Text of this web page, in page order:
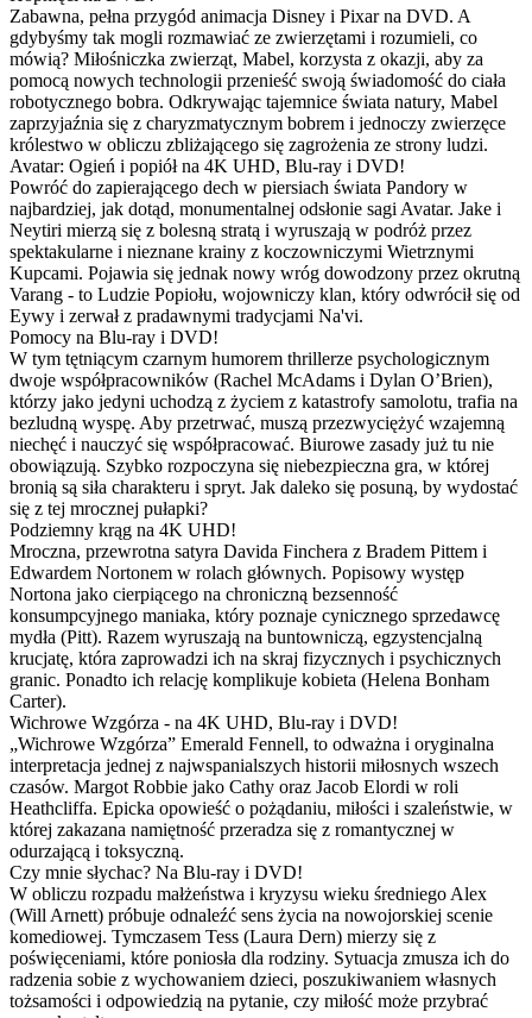
Zabawna, pełna przygód animacja Disney i Pixar na DVD. A
gdybyśmy tak mogli rozmawiać ze zwierzętami i rozumieli, co
mówią? Miłośniczka zwierząt, Mabel, korzysta z okazji, aby za
pomocą nowych technologii przenieść swoją świadomość do ciała
robotycznego bobra. Odkrywając tajemnice świata natury, Mabel
zaprzyjaźnia się z charyzmatycznym bobrem i jednoczy zwierzęce
królestwo w obliczu zbliżającego się zagrożenia ze strony ludzi.
Avatar: Ogień i popiół na 4K UHD, Blu-ray i DVD!
Powróć do zapierającego dech w piersiach świata Pandory w
najbardziej, jak dotąd, monumentalnej odsłonie sagi Avatar. Jake i
Neytiri mierzą się z bolesną stratą i wyruszają w podróż przez
spektakularne i nieznane krainy z koczowniczymi Wietrznymi
Kupcami. Pojawia się jednak nowy wróg dowodzony przez okrutną
Varang - to Ludzie Popiołu, wojowniczy klan, który odwrócił się od
Eywy i zerwał z pradawnymi tradycjami Na'vi.
Pomocy na Blu-ray i DVD!
W tym tętniącym czarnym humorem thrillerze psychologicznym
dwoje współpracowników (Rachel McAdams i Dylan O’Brien),
którzy jako jedyni uchodzą z życiem z katastrofy samolotu, trafia na
bezludną wyspę. Aby przetrwać, muszą przezwyciężyć wzajemną
niechęć i nauczyć się współpracować. Biurowe zasady już tu nie
obowiązują. Szybko rozpoczyna się niebezpieczna gra, w której
bronią są siła charakteru i spryt. Jak daleko się posuną, by wydostać
się z tej mrocznej pułapki?
Podziemny krąg na 4K UHD!
Mroczna, przewrotna satyra Davida Finchera z Bradem Pittem i
Edwardem Nortonem w rolach głównych. Popisowy występ
Nortona jako cierpiącego na chroniczną bezsenność
konsumpcyjnego maniaka, który poznaje cynicznego sprzedawcę
mydła (Pitt). Razem wyruszają na buntowniczą, egzystencjalną
krucjatę, która zaprowadzi ich na skraj fizycznych i psychicznych
granic. Ponadto ich relację komplikuje kobieta (Helena Bonham
Carter).
Wichrowe Wzgórza - na 4K UHD, Blu-ray i DVD!
„Wichrowe Wzgórza” Emerald Fennell, to odważna i oryginalna
interpretacja jednej z najwspanialszych historii miłosnych wszech
czasów. Margot Robbie jako Cathy oraz Jacob Elordi w roli
Heathcliffa. Epicka opowieść o pożądaniu, miłości i szaleństwie, w
której zakazana namiętność przeradza się z romantycznej w
odurzającą i toksyczną.
Czy mnie słychac? Na Blu-ray i DVD!
W obliczu rozpadu małżeństwa i kryzysu wieku średniego Alex
(Will Arnett) próbuje odnaleźć sens życia na nowojorskiej scenie
komediowej. Tymczasem Tess (Laura Dern) mierzy się z
poświęceniami, które poniosła dla rodziny. Sytuacja zmusza ich do
radzenia sobie z wychowaniem dzieci, poszukiwaniem własnych
tożsamości i odpowiedzią na pytanie, czy miłość może przybrać